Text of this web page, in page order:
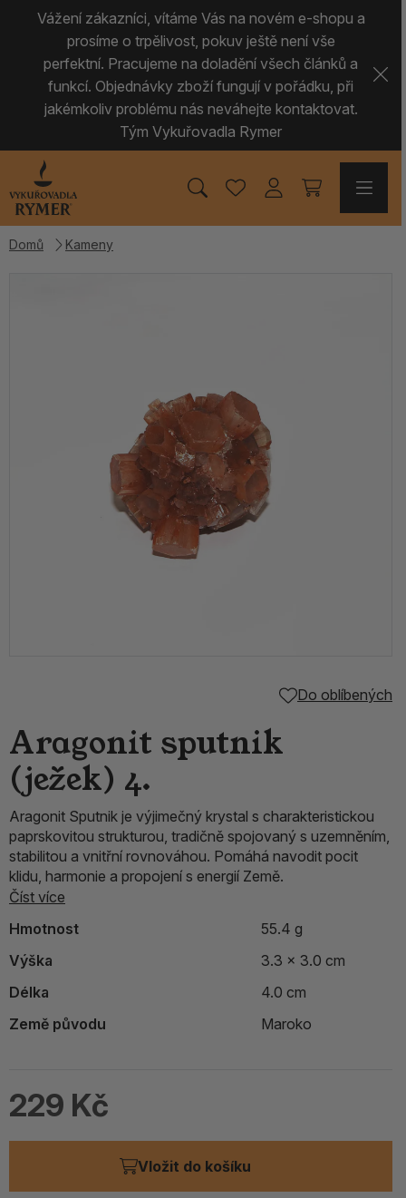
Vážení zákazníci, vítáme Vás na novém e-shopu a
prosíme o trpělivost, pokuv ještě není vše
perfektní. Pracujeme na doladění všech článků a
funkcí. Objednávky zboží fungují v pořádku, při
jakémkoliv problému nás neváhejte kontaktovat.
Tým Vykuřovadla Rymer
Domů Kameny
Do oblíbených
Aragonit sputnik
(ježek) 4.
Aragonit Sputnik je výjimečný krystal s charakteristickou
paprskovitou strukturou, tradičně spojovaný s uzemněním,
stabilitou a vnitřní rovnováhou. Pomáhá navodit pocit
klidu, harmonie a propojení s energií Země.
Číst více
Hmotnost
55.4 g
Výška
3.3 x 3.0 cm
Délka
4.0 cm
Země původu
Maroko
229 Kč
Vložit do košíku